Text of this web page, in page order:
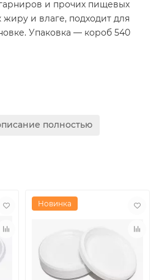
и прочих пищевых
жиру и влаге, подходит для
Упаковка — короб 540
+ крышка
микроволновки
в коробке
крышка предотвращает
продукта
дно) хорошо смотрится
полностью
Новинка